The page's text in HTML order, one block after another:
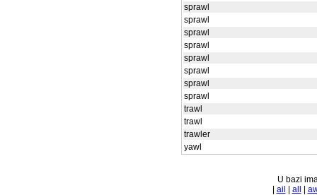
sprawl
sprawl
sprawl
sprawl
sprawl
sprawl
sprawl
sprawl
trawl
trawl
trawler
yawl
U bazi
ail all